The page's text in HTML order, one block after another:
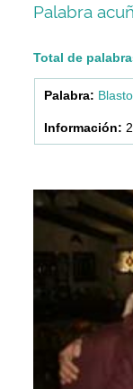
Palabra
Total de